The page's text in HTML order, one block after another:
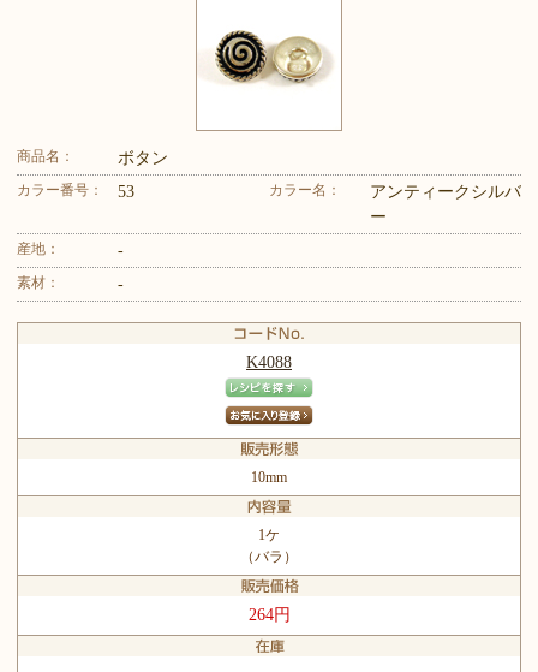
商品名： ボタン
カラー番号： 53 カラー名：
アンティークシルバ
ー
産地： -
素材： -
K4088
10mm
1ケ
（バラ）
264円